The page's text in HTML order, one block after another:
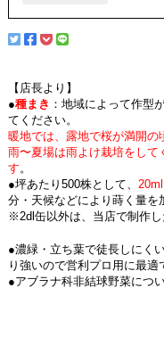
【店長より】
●種まき ：地域によって作型
てください。
暖地では、露地で桜が満開
雨〜夏場は雨よけ栽培をし
す。
●坪あたり500株として、2
分・天候などにより蒔く量を
※2dl缶以外は、当店で制作し
●濃緑・立ち葉で徒長しにく
り強いので営利プロ用に最適
●アブラナ科非結球野菜につ